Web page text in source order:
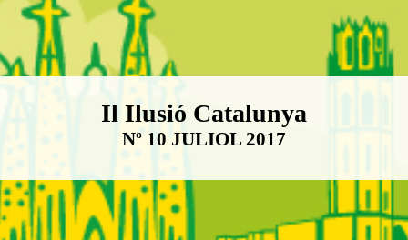
Boletín Il·lusió Catalunya
Il Ilusió Catalunya
Nº 10 JULIOL 2017